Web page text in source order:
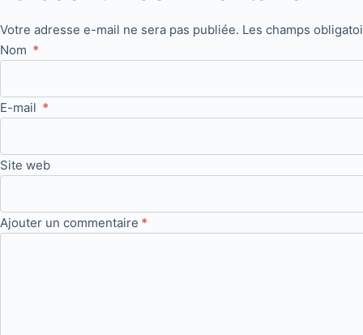
Votre adresse e-mail ne sera pas publiée. Les champs
Nom *
E-mail *
Site web
Ajouter un commentaire *